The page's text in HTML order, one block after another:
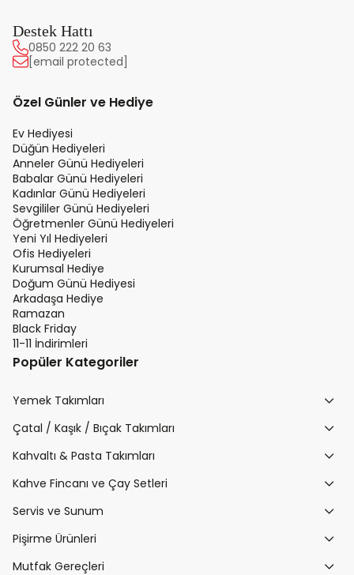
Destek Hattı
0850 222 20 63
[email protected]
Özel Günler ve Hediye
Ev Hediyesi
Düğün Hediyeleri
Anneler Günü Hediyeleri
Babalar Günü Hediyeleri
Kadınlar Günü Hediyeleri
Sevgililer Günü Hediyeleri
Öğretmenler Günü Hediyeleri
Yeni Yıl Hediyeleri
Ofis Hediyeleri
Kurumsal Hediye
Doğum Günü Hediyesi
Arkadaşa Hediye
Ramazan
Black Friday
11-11 İndirimleri
Popüler Kategoriler
Yemek Takımları
Çatal / Kaşık / Bıçak Takımları
Kahvaltı & Pasta Takımları
Kahve Fincanı ve Çay Setleri
Servis ve Sunum
Pişirme Ürünleri
Mutfak Gereçleri